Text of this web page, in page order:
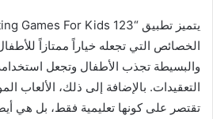
الخصائص التي تجعله خياراً ممتازاً
والبسيطة تجذب الأطفال وتجعل
التعقيدات. بالإضافة إلى ذلك، الألعاب
تقتصر على كونها تعليمية فقط، بل هي